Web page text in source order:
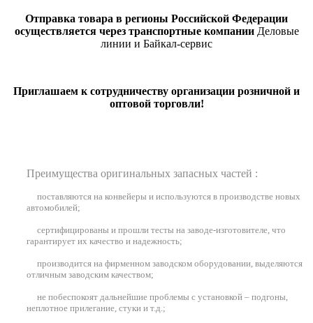
Отправка товара в регионы Российской Федерации
осуществляется через транспортные компанииДеловые
линии и Байкал-сервис
Приглашаем к сотрудничеству организации розничной и
оптовой торговли!
Преимущества оригинальных запасных частей :
поставляются на конвейеры и используются в производстве новых
автомобилей;
сертифицированы и прошли тесты на заводе-изготовителе, что
гарантирует их качество и надежность;
производится на фирменном заводском оборудовании, выделяются
отличным заводским качеством;
не побеспокоят дальнейшие проблемы с установкой – подгоны,
неплотное прилегание, стуки и т.д.;